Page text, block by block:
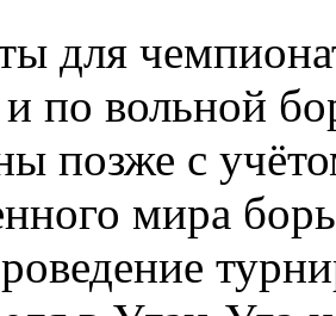
для
по вольной
позже с
мира